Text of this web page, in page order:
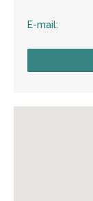
E-mail: